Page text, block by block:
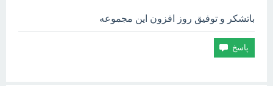
باتشکر و توفیق روز افزون این مجموعه